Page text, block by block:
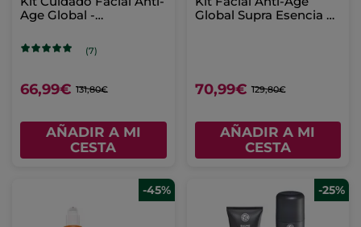
Age Global -
(7)
66,99€ 131,80€
AÑADIR A MI
CESTA
Global Supra Esencia &
70,99€ 129,80€
AÑADIR A MI
CESTA
-45% -25%